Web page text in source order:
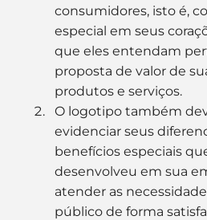
consumidores, isto é,
especial em seus
que eles entendam
proposta de valor de
produtos e serviços.
O logotipo também
evidenciar seus
benefícios especiais
desenvolveu em sua
atender as
público de forma